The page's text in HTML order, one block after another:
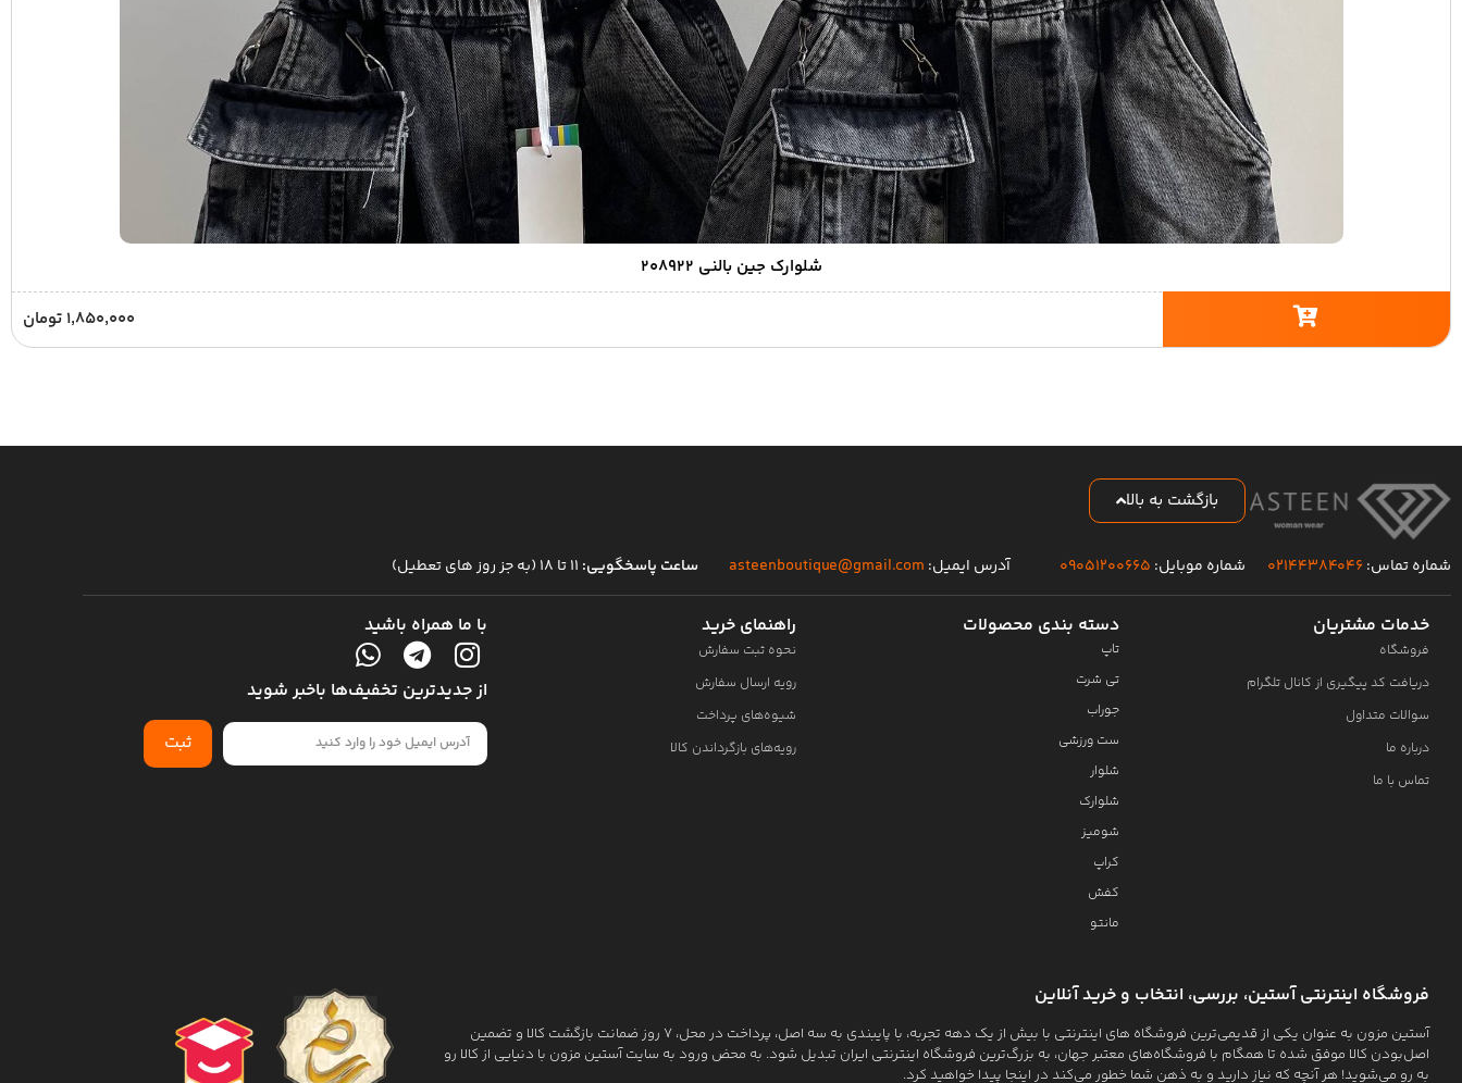
شلوارک جین بالنی ۲۰۸۹۲۲
۱,۸۵۰,۰۰۰ تومان
بازگشت به بالا
شماره تماس:۰۲۱۴۴۳۸۴۰۴۶ شماره موبایل: ۰۹۰۵۱۲۰۰۶۶۵ آدرس ایمیل: asteenboutique@gmail.com ساعت پاسخگویی:
خدمات مشتریان
فروشگاه
دریافت کد پیگیری از کانال تلگرام
سوالات متداول
درباره ما
تماس با ما
دسته بندی محصولات
تاپ
تی شرت
جوراب
ست ورزشی
شلوار
شلوارک
شومیز
کراپ
کفش
مانتو
راهنمای خرید
نحوه ثبت سفارش
رویه ارسال سفارش
شیوه‌های پرداخت
رویه‌های بازگرداندن کالا
با ما همراه باشید
از جدیدترین تخفیف‌ها باخبر شوید
ثبت
فروشگاه اینترنتی آستین، بررسی، انتخاب و خرید آنلاین
آستین مزون به عنوان یکی از قدیمی‌ترین فروشگاه های اینترنتی با بیش از یک دهه تجربه، با پایبندی به سه اصل، پرداخت در محل، ۷ روز ضمانت بازگشت کالا و تضمین
اصل‌بودن کالا موفق شده تا همگام با فروشگاه‌های معتبر جهان، به بزرگ‌ترین فروشگاه اینترنتی ایران تبدیل شود. به محض ورود به سایت آستین مزون با دنیایی از کالا رو
به رو می‌شوید! هر آنچه که نیاز دارید و به ذهن شما خطور می‌کند در اینجا پیدا خواهید کرد.